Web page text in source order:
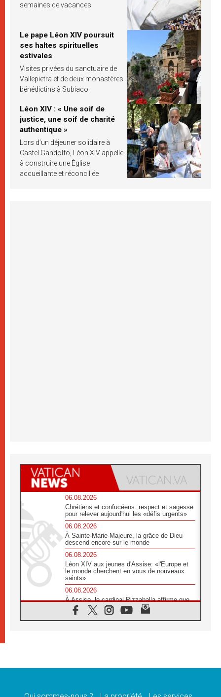
semaines de vacances
Le pape Léon XIV poursuit
ses haltes spirituelles
estivales
Visites privées du sanctuaire de
Vallepietra et de deux monastères
bénédictins à Subiaco
Léon XIV : « Une soif de
justice, une soif de charité
authentique »
Lors d’un déjeuner solidaire à
Castel Gandolfo, Léon XIV appelle
à construire une Église
accueillante et réconciliée
06.08.2026
Chrétiens et confucéens: respect et sagesse
pour relever aujourd'hui les «défis urgents»
06.08.2026
À Sainte-Marie-Majeure, la grâce de Dieu
descend encore sur le monde
06.08.2026
Léon XIV aux jeunes d'Assise: «l'Europe et
le monde cherchent en vous de nouveaux
saints»
06.08.2026
À Assise, le cardinal Pizzaballa affirme que
«les chrétiens veulent la paix»
06.08.2026
message de paix et de dignité humaine»